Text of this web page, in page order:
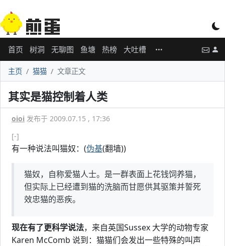
首页 树洞 无聊图 鱼塘 热榜 大吐槽
主页 猫猫 文章正文
其实是猫控制着人类
oioi 发布于 2009.07.15 , 17:36
[-]
有一种说法叫猫奴：(伪基(翻墙))
猫奴，自称爱猫人士。是一群表面上花钱饲养猫，
但实际上已经遭到猫的洗脑而甘愿供其驱策并誓死
效忠猫的恶疾。
现在有了更科学说法，来自英国Sussex 大学的动物专家
Karen McComb 说到：猫猫们会发出一些特殊的叫声